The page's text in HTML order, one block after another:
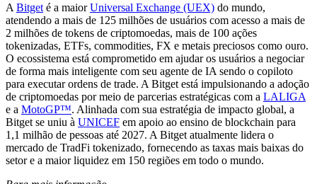
A Bitget é a maiorUniversal Exchange (UEX) do mundo,
atendendo a mais de 125 milhões de usuários com acesso a mais de
2 milhões de tokens de criptomoedas, mais de 100 ações
tokenizadas, ETFs, commodities, FX e metais preciosos como ouro.
O ecossistema está comprometido em ajudar os usuários a negociar
de forma mais inteligente com seu agente de IA sendo o copiloto
para executar ordens de trade. A Bitget está impulsionando a adoção
de criptomoedas por meio de parcerias estratégicas com a LALIGA
e a MotoGP™. Alinhada com sua estratégia de impacto global, a
Bitget se uniu à UNICEF em apoio ao ensino de blockchain para
1,1 milhão de pessoas até 2027. A Bitget atualmente lidera o
mercado de TradFi tokenizado, fornecendo as taxas mais baixas do
setor e a maior liquidez em 150 regiões em todo o mundo.